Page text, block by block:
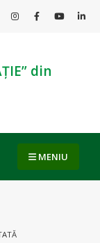
din
MENIU